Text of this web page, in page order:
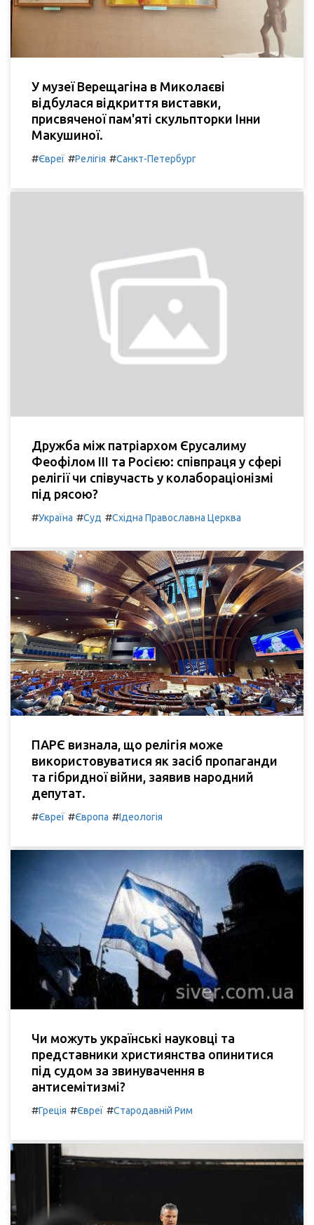
У музеї Верещагіна в Миколаєві
відбулася відкриття виставки,
присвяченої пам'яті скульпторки Інни
Макушиної.
#Євреї #Релігія #Санкт-Петербург
Дружба між патріархом Єрусалиму
Феофілом III та Росією: співпраця у сфері
релігії чи співучасть у колабораціонізмі
під рясою?
#Україна #Суд #Східна Православна Церква
ПАРЄ визнала, що релігія може
використовуватися як засіб пропаганди
та гібридної війни, заявив народний
депутат.
#Євреї #Європа #Ідеологія
Чи можуть українські науковці та
представники християнства опинитися
під судом за звинувачення в
антисемітизмі?
#Греція #Євреї #Стародавній Рим